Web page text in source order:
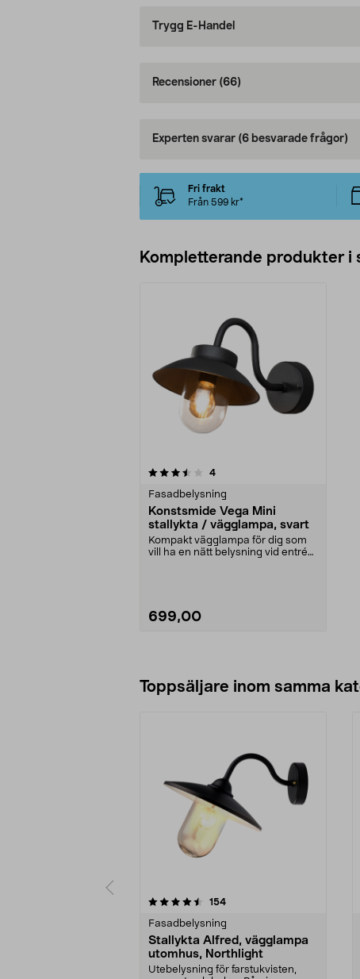
Trygg E-Handel
Recensioner (66)
Experten svarar (6 besvarade frågor)
Fri frakt
Från 599 kr*
Kompletterande produkter i
4recensioner
Fasadbelysning
Konstsmide Vega Mini
stallykta / vägglampa, svart
Kompakt vägglampa för dig som
vill ha en nätt belysning vid entrén
699,00
Toppsäljare inom samma
154recensioner
Fasadbelysning
Stallykta Alfred, vägglampa
utomhus, Northlight
Utebelysning för farstukvisten,
4.5 av 5 stjärnor